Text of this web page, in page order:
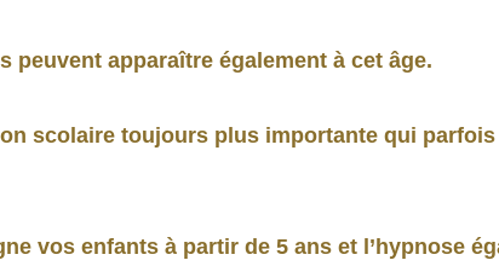
peuvent apparaître également à cet âge.
scolaire toujours plus importante qui
vos enfants à partir de 5 ans et l’hypnose